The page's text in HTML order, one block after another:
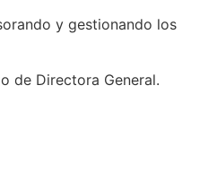
y gestionando los
de Directora General.